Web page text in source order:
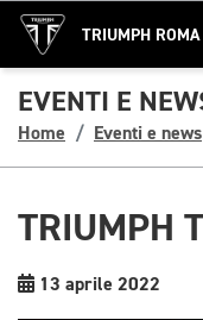
TRIUMPH ROMA
EVENTI E
Home Eventi e news
TRIUMPH
13 aprile 2022